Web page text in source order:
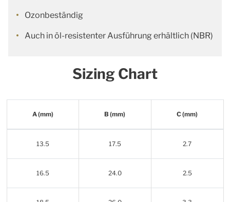
Ozonbeständig
Auch in öl-resistenter Ausführung erhältlich (NBR)
Sizing Chart
A (mm) B (mm) C (mm)
13.5 17.5 2.7
16.5 24.0 2.5